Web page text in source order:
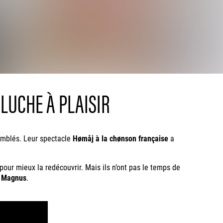
À PLAISIR
Leur spectacle Hømåjà la chønson française a
mieux la redécouvrir. Mais ils n’ont pas le temps de
Magnus.